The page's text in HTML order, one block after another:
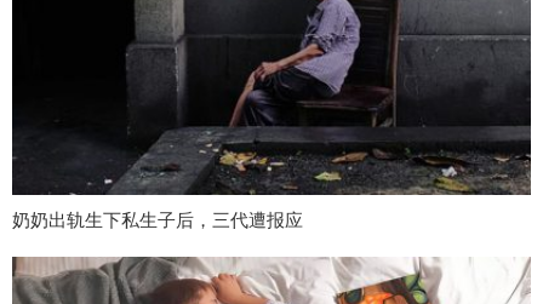
奶奶出轨生下私生子后，三代遭报应